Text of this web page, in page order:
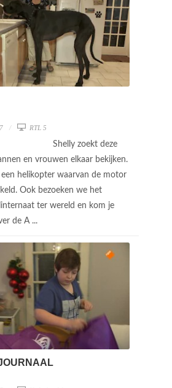
RTL 5
Shelly zoekt deze
en vrouwen elkaar bekijken.
helikopter waarvan de motor
Ook bezoeken we het
ter wereld en kom je
de A ...